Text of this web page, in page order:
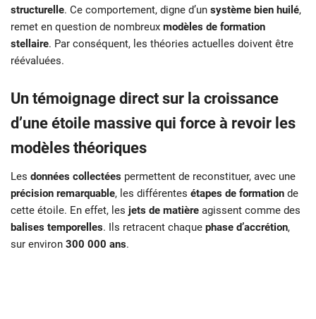
structurelle. Ce comportement, digne d’un système bien huilé,
remet en question de nombreux modèles de formation
stellaire. Par conséquent, les théories actuelles doivent être
réévaluées.
Un témoignage direct sur la croissance
d’une étoile massive qui force à revoir les
modèles théoriques
Les données collectées permettent de reconstituer, avec une
précision remarquable, les différentes étapes de formation de
cette étoile. En effet, les jets de matière agissent comme des
balises temporelles. Ils retracent chaque phase d’accrétion,
sur environ 300 000 ans.